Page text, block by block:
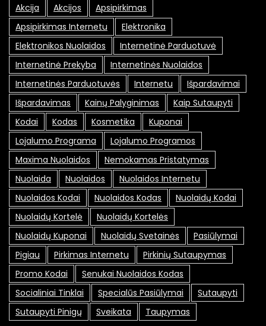
Akcija Akcijos
Apsipirkimas
Apsipirkimas Internetu
Elektronika
Elektronikos Nuolaidos
Internetinė Parduotuvė
Internetinė Prekyba
Internetinės Nuolaidos
Internetinės Parduotuvės
Internetu
Išpardavimai
Išpardavimas
Kainų Palyginimas
Kaip Sutaupyti
Kodai
Kodas Kosmetika
Kuponai
Lojalumo Programa
Lojalumo Programos
Maxima Nuolaidos
Nemokamas Pristatymas
Nuolaida
Nuolaidos
Nuolaidos Internetu
Nuolaidos Kodai
Nuolaidos Kodas
Nuolaidų Kodai
Nuolaidų Kortelė
Nuolaidų Kortelės
Nuolaidų Kuponai
Nuolaidų Svetainės
Pasiūlymai
Pigiau
Pirkimas Internetu
Pirkinių Sutaupymas
Promo Kodai
Senukai Nuolaidos Kodas
Socialiniai Tinklai
Specialūs Pasiūlymai
Sutaupyti
Sutaupyti Pinigų
Sveikata Taupymas